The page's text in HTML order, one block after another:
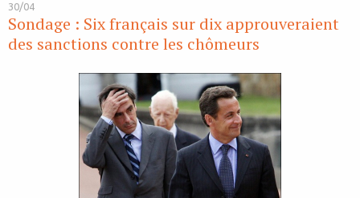
30/04
Sondage : Six français sur dix approuveraient
des sanctions contre les chômeurs